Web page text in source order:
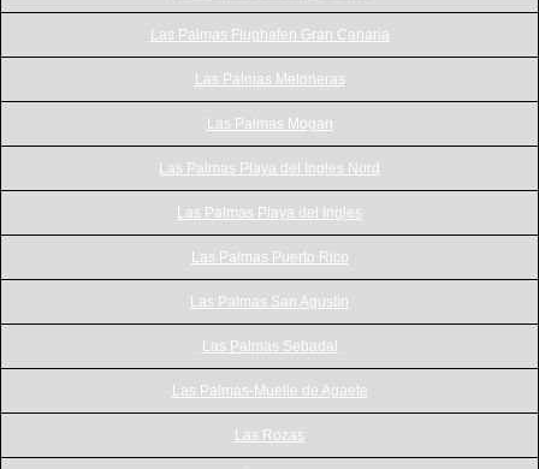
Las Palmas Flughafen Gran Canaria
Las Palmas Meloneras
Las Palmas Mogan
Las Palmas Playa del Ingles Nord
Las Palmas Playa del Ingles
Las Palmas Puerto Rico
Las Palmas San Agustín
Las Palmas Sebadal
Las Palmas-Muelle de Agaete
Las Rozas